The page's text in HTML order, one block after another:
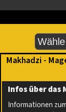
Makhadzi -
Infos über das
Informationen